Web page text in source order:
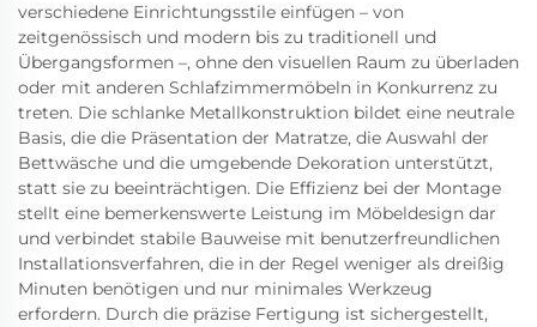
verschiedene Einrichtungsstile einfügen – von
zeitgenössisch und modern bis zu traditionell und
Übergangsformen –, ohne den visuellen Raum zu überladen
oder mit anderen Schlafzimmermöbeln in Konkurrenz zu
treten. Die schlanke Metallkonstruktion bildet eine neutrale
Basis, die die Präsentation der Matratze, die Auswahl der
Bettwäsche und die umgebende Dekoration unterstützt,
statt sie zu beeinträchtigen. Die Effizienz bei der Montage
stellt eine bemerkenswerte Leistung im Möbeldesign dar
und verbindet stabile Bauweise mit benutzerfreundlichen
Installationsverfahren, die in der Regel weniger als dreißig
Minuten benötigen und nur minimales Werkzeug
erfordern. Durch die präzise Fertigung ist sichergestellt,